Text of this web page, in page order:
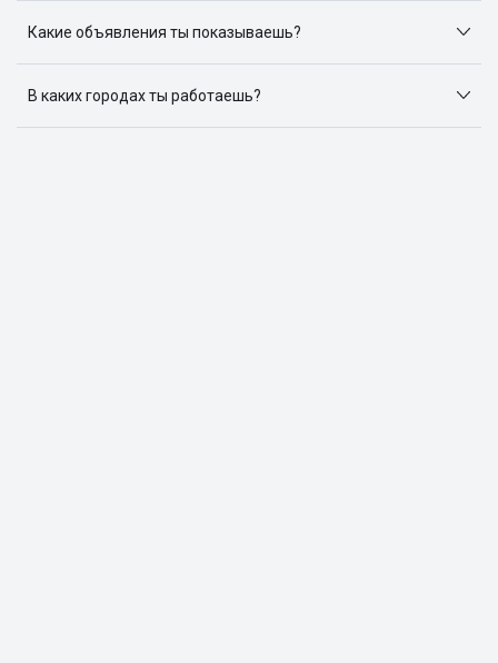
Какие объявления ты показываешь?
объявлений: ЦИАН, Домклик, Яндекс.Недвижимость,
Авито, Самолет.Плюс.
В каких городах ты работаешь?